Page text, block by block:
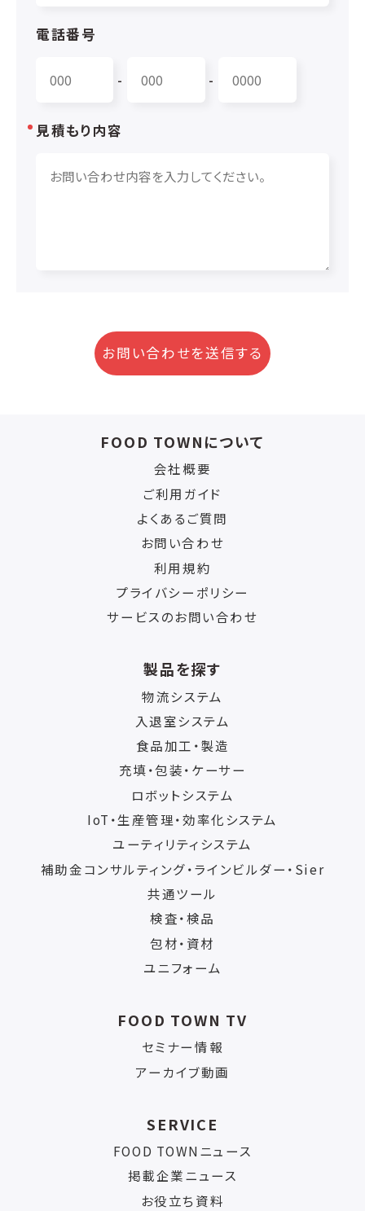
電話番号
- -
見積もり内容
お問い合わせを送信する
FOOD TOWNについて
会社概要
ご利用ガイド
よくあるご質問
お問い合わせ
利用規約
プライバシーポリシー
サービスのお問い合わせ
製品を探す
物流システム
入退室システム
食品加工・製造
充填・包装・ケーサー
ロボットシステム
IoT・生産管理・効率化システム
ユーティリティシステム
補助金コンサルティング・ラインビルダー・Sier
共通ツール
検査・検品
包材・資材
ユニフォーム
FOOD TOWN TV
セミナー情報
アーカイブ動画
SERVICE
FOOD TOWNニュース
掲載企業ニュース
お役立ち資料